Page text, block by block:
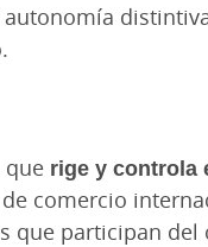
que rige y controla
comercio
que participan del